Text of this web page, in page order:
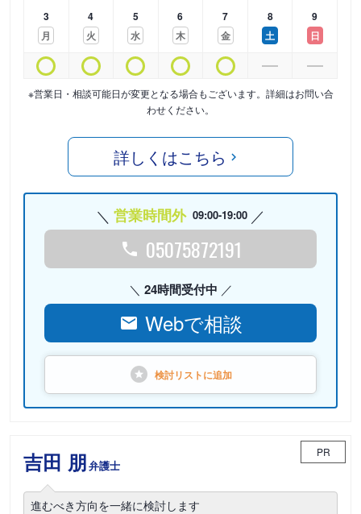
3
月
4
火
5
水
6
木
7
金
8
土
9
日
※営業日・相談可能日が変更となる場合もございます。詳細はお問い合
わせください。
詳しくはこちら
営業時間外 09:00-19:00
05075872191
24時間受付中
Webで相談
検討リストに追加
吉田 朋弁護士
PR
進むべき方向を一緒に検討します